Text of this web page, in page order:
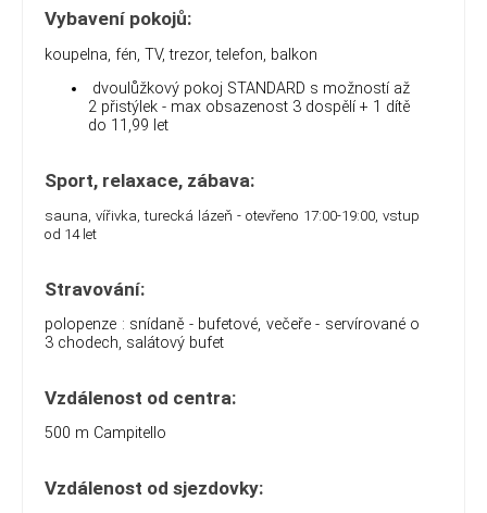
Vybavení pokojů:
koupelna, fén, TV, trezor, telefon, balkon
dvoulůžkový pokoj STANDARD s možností až
2 přistýlek - max obsazenost 3 dospělí + 1 dítě
do 11,99 let
Sport, relaxace, zábava:
sauna, vířivka, turecká lázeň - otevřeno 17:00-19:00, vstup
od 14 let
Stravování:
polopenze : snídaně - bufetové, večeře - servírované o
3 chodech, salátový bufet
Vzdálenost od centra:
500 m Campitello
Vzdálenost od sjezdovky: